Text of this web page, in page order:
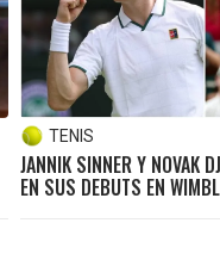
TENIS
JANNIK SINNER Y NOVAK
EN SUS DEBUTS EN